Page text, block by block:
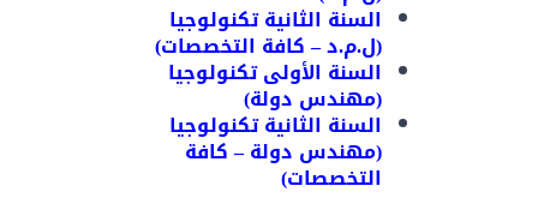
السنة الثانية تكنولوجيا
(ل.م.د – كافة التخصصات)
السنة الأولى تكنولوجيا
(مهندس دولة)
السنة الثانية تكنولوجيا
(مهندس دولة – كافة